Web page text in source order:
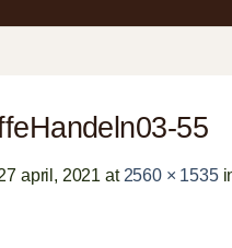
55
april, 2021 at 2560 × 1535